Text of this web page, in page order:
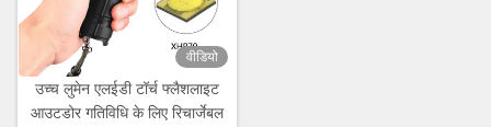
वीडियो
उच्च लुमेन एलईडी टॉर्च फ्लैशलाइट
आउटडोर गतिविधि के लिए रिचार्जेबल